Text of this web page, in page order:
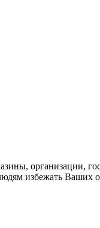
организации,
избежать Ваших